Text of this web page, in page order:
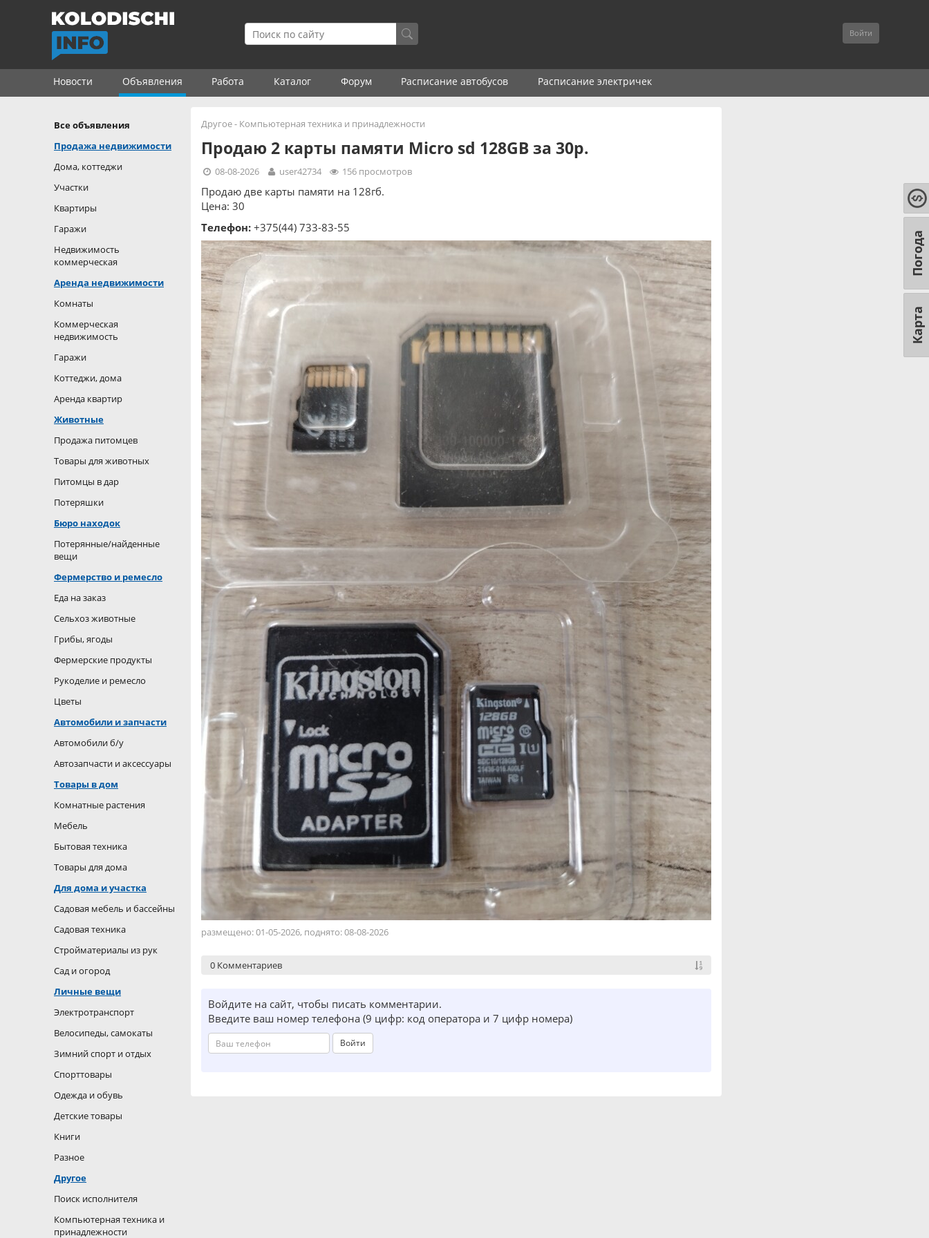
Войти
Новости Объявления Работа Каталог Форум Расписание автобусов Расписание электричек
Все объявления
Продажа недвижимости
Дома, коттеджи
Участки
Квартиры
Гаражи
Недвижимость
коммерческая
Аренда недвижимости
Комнаты
Коммерческая
недвижимость
Гаражи
Коттеджи, дома
Аренда квартир
Животные
Продажа питомцев
Товары для животных
Питомцы в дар
Потеряшки
Бюро находок
Потерянные/найденные
вещи
Фермерство и ремесло
Еда на заказ
Сельхоз животные
Грибы, ягоды
Фермерские продукты
Рукоделие и ремесло
Цветы
Автомобили и запчасти
Автомобили б/у
Автозапчасти и аксессуары
Товары в дом
Комнатные растения
Мебель
Бытовая техника
Товары для дома
Для дома и участка
Садовая мебель и бассейны
Садовая техника
Стройматериалы из рук
Сад и огород
Личные вещи
Электротранспорт
Велосипеды, самокаты
Зимний спорт и отдых
Спорттовары
Одежда и обувь
Детские товары
Книги
Разное
Другое
Поиск исполнителя
Компьютерная техника и
принадлежности
Другое- Компьютерная техника и принадлежности
Продаю 2 карты памяти Micro sd 128GB за 30р.
08-08-2026 user42734 156 просмотров
Продаю две карты памяти на 128гб.
Цена: 30
Телефон: +375(44) 733-83-55
размещено: 01-05-2026, поднято: 08-08-2026
0 Комментариев
Войдите на сайт, чтобы писать комментарии.
Введите ваш номер телефона (9 цифр: код оператора и 7 цифр номера)
Войти
Карта
Погода